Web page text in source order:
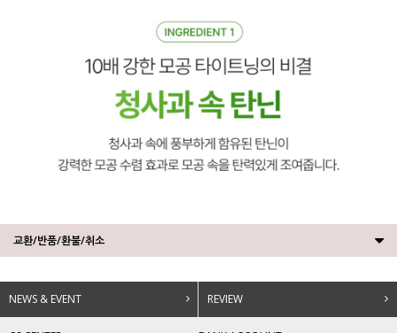
교환/반품/환불/취소
NEWS & EVENT REVIEW